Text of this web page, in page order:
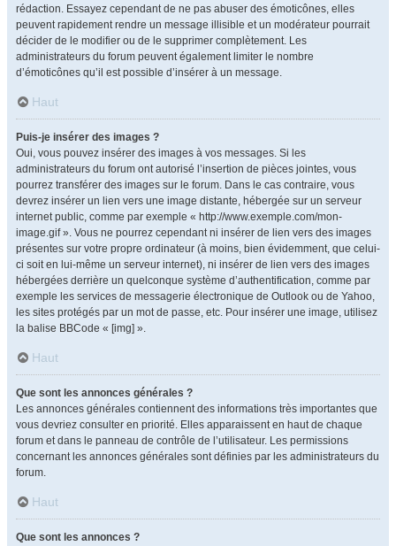
rédaction. Essayez cependant de ne pas abuser des émoticônes, elles
peuvent rapidement rendre un message illisible et un modérateur pourrait
décider de le modifier ou de le supprimer complètement. Les
administrateurs du forum peuvent également limiter le nombre
d’émoticônes qu’il est possible d’insérer à un message.
Haut
Puis-je insérer des images ?
Oui, vous pouvez insérer des images à vos messages. Si les
administrateurs du forum ont autorisé l’insertion de pièces jointes, vous
pourrez transférer des images sur le forum. Dans le cas contraire, vous
devrez insérer un lien vers une image distante, hébergée sur un serveur
internet public, comme par exemple « http://www.exemple.com/mon-
image.gif ». Vous ne pourrez cependant ni insérer de lien vers des images
présentes sur votre propre ordinateur (à moins, bien évidemment, que celui-
ci soit en lui-même un serveur internet), ni insérer de lien vers des images
hébergées derrière un quelconque système d’authentification, comme par
exemple les services de messagerie électronique de Outlook ou de Yahoo,
les sites protégés par un mot de passe, etc. Pour insérer une image, utilisez
la balise BBCode « [img] ».
Haut
Que sont les annonces générales ?
Les annonces générales contiennent des informations très importantes que
vous devriez consulter en priorité. Elles apparaissent en haut de chaque
forum et dans le panneau de contrôle de l’utilisateur. Les permissions
concernant les annonces générales sont définies par les administrateurs du
forum.
Haut
Que sont les annonces ?